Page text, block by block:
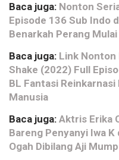
Baca juga: Nonton
Episode 136 Sub Indo
Benarkah Perang
Baca juga: Link Nonton
Shake (2022) Full
BL Fantasi
Manusia
Baca juga: Aktris Erika
Bareng Penyanyi Iwa
Ogah Dibilang Aji